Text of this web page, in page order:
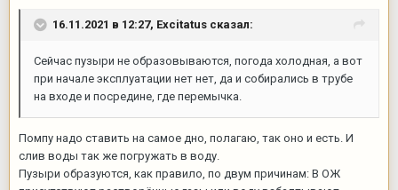
16.11.2021 в 12:27, Excitatus сказал:
Сейчас пузыри не образовываются, погода холодная, а вот
при начале эксплуатации нет нет, да и собирались в трубе
на входе и посредине, где перемычка.
Помпу надо ставить на самое дно, полагаю, так оно и есть. И
слив воды так же погружать в воду.
Пузыри образуются, как правило, по двум причинам: В ОЖ